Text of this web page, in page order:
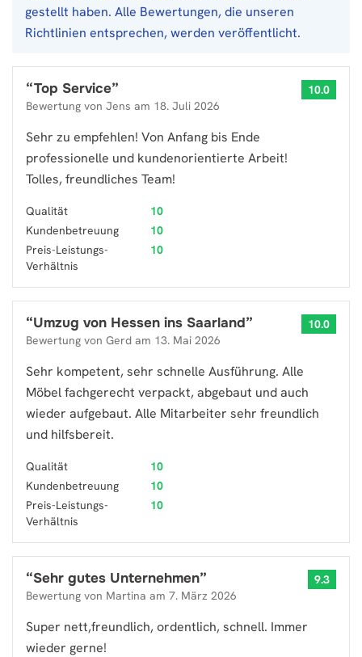
gestellt haben. Alle Bewertungen, die unseren
Richtlinien entsprechen, werden veröffentlicht.
“Top Service”
Bewertung von Jens am 18. Juli 2026
10.0
Sehr zu empfehlen! Von Anfang bis Ende
professionelle und kundenorientierte Arbeit!
Tolles, freundliches Team!
Qualität
10
Kundenbetreuung
10
Preis-Leistungs-
Verhältnis
10
“Umzug von Hessen ins Saarland”
Bewertung von Gerd am 13. Mai 2026
10.0
Sehr kompetent, sehr schnelle Ausführung. Alle
Möbel fachgerecht verpackt, abgebaut und auch
wieder aufgebaut. Alle Mitarbeiter sehr freundlich
und hilfsbereit.
Qualität
10
Kundenbetreuung
10
Preis-Leistungs-
Verhältnis
10
“Sehr gutes Unternehmen”
Bewertung von Martina am 7. März 2026
9.3
Super nett,freundlich, ordentlich, schnell. Immer
wieder gerne!